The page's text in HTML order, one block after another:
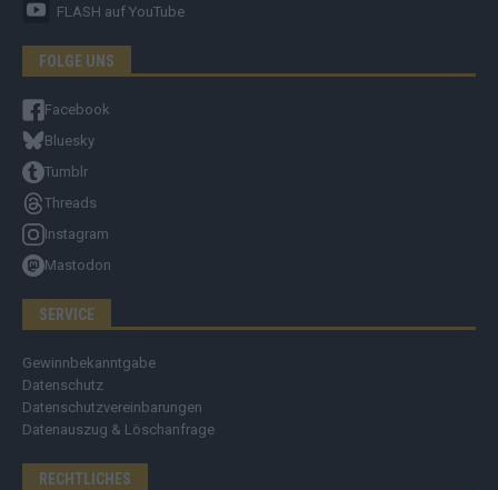
FLASH auf YouTube
FOLGE UNS
Facebook
Bluesky
Tumblr
Threads
Instagram
Mastodon
SERVICE
Gewinnbekanntgabe
Datenschutz
Datenschutzvereinbarungen
Datenauszug & Löschanfrage
RECHTLICHES